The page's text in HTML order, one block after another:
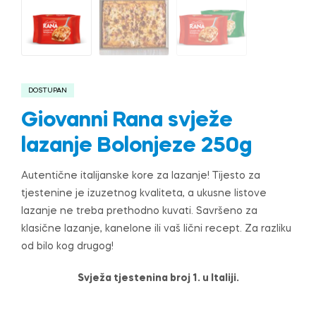
DOSTUPAN
Giovanni Rana svježe
lazanje Bolonjeze 250g
Autentične italijanske kore za lazanje! Tijesto za
tjestenine je izuzetnog kvaliteta, a ukusne listove
lazanje ne treba prethodno kuvati. Savršeno za
klasične lazanje, kanelone ili vaš lični recept. Za razliku
od bilo kog drugog!
Svježa tjestenina broj 1. u Italiji.